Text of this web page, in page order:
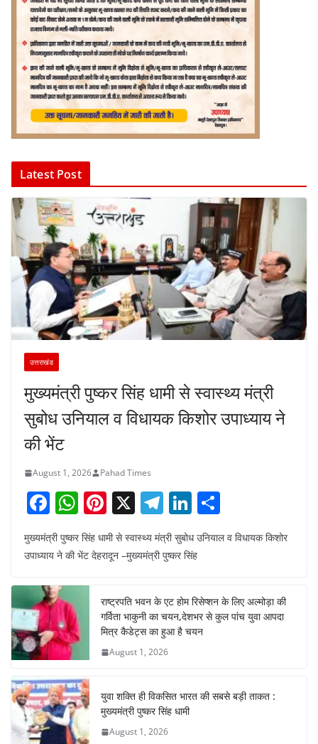
Latest Post
उत्तराखंड
मुख्यमंत्री पुष्कर सिंह धामी से स्वास्थ्य मंत्री
सुबोध उनियाल व विधायक किशोर उपाध्याय ने
की भेंट
August 1, 2026 Pahad Times
F
a
c
b
o
o
k
W
h
at
A
p
p
Pi
nt
er
e
st
X T
el
e
gr
a
m
Li
n
k
dI
n
ar
मुख्यमंत्री पुष्कर सिंह धामी से स्वास्थ्य मंत्री सुबोध उनियाल व विधायक किशोर
उपाध्याय ने की भेंट देहरादून –मुख्यमंत्री पुष्कर सिंह
राष्ट्रपति भवन के एट होम रिसेप्शन के लिए अल्मोड़ा की
गर्विता भाकुनी का चयन,देशभर से कुल पांच युवा आपदा
मित्र कैडेट्स का हुआ है चयन
August 1, 2026
युवा शक्ति ही विकसित भारत की सबसे बड़ी ताकत :
मुख्यमंत्री पुष्कर सिंह धामी
August 1, 2026